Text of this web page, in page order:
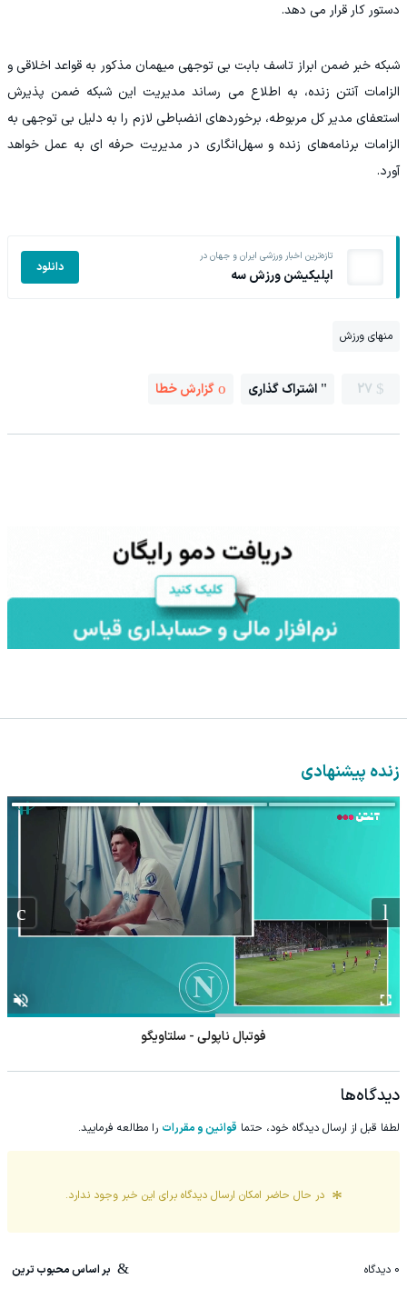
دستور کار قرار می دهد.
شبکه خبر ضمن ابراز تاسف بابت بی توجهی میهمان مذکور به قواعد اخلاقی و
الزامات آنتن زنده، به اطلاع می رساند مدیریت این شبکه ضمن پذیرش
استعفای مدیر کل مربوطه، برخوردهای انضباطی لازم را به دلیل بی توجهی به
الزامات برنامه‌های زنده و سهل‌انگاری در مدیریت حرفه ای به عمل خواهد
آورد.
تازه‌ترین اخبار ورزشی ایران و جهان در
اپلیکیشن ورزش سه دانلود
منهای ورزش
27 اشتراک گذاری گزارش خطا
زنده پیشنهادی
فوتبال ناپولی - سلتاویگو
دیدگاه‌ها
لطفا قبل از ارسال دیدگاه خود، حتما قوانین و مقررات را مطالعه فرمایید.
در حال حاضر امکان ارسال دیدگاه برای این خبر وجود ندارد.
0 دیدگاه بر اساس محبوب ترین